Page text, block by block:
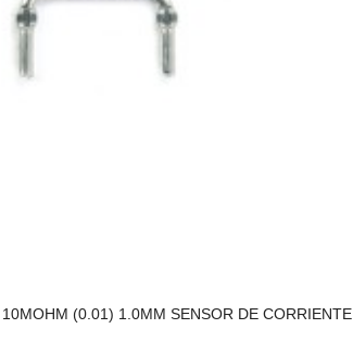
(0.01) 1.0MM SENSOR DE CORRIENTE